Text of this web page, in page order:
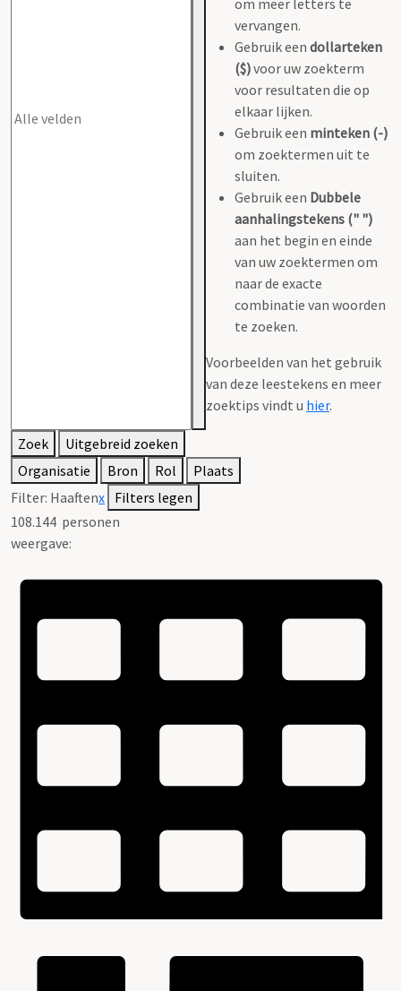
vervangen.
Gebruik een dollarteken
($)voor uw zoekterm
voor resultaten die op
elkaar lijken.
Gebruik een minteken (-)
om zoektermen uit te
sluiten.
Gebruik een Dubbele
aanhalingstekens (" ")
aan het begin en einde
van uw zoektermen om
naar de exacte
combinatie van woorden
te zoeken.
Voorbeelden van het gebruik
van deze leestekens en meer
zoektips vindt u hier.
Zoek
Uitgebreid zoeken
Organisatie
Bron Rol
Plaats
Filter: Haaftenx Filters legen
108.144 personen
weergave: